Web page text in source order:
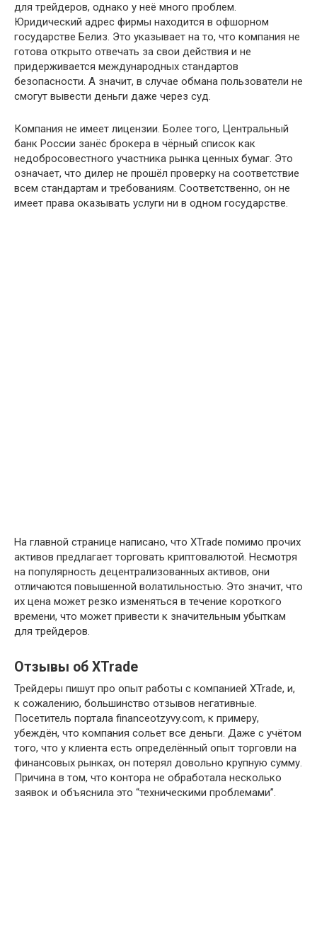
для трейдеров, однако у неё много проблем.
Юридический адрес фирмы находится в офшорном
государстве Белиз. Это указывает на то, что компания не
готова открыто отвечать за свои действия и не
придерживается международных стандартов
безопасности. А значит, в случае обмана пользователи не
смогут вывести деньги даже через суд.
Компания не имеет лицензии. Более того, Центральный
банк России занёс брокера в чёрный список как
недобросовестного участника рынка ценных бумаг. Это
означает, что дилер не прошёл проверку на соответствие
всем стандартам и требованиям. Соответственно, он не
имеет права оказывать услуги ни в одном государстве.
На главной странице написано, что XTrade помимо прочих
активов предлагает торговать криптовалютой. Несмотря
на популярность децентрализованных активов, они
отличаются повышенной волатильностью. Это значит, что
их цена может резко изменяться в течение короткого
времени, что может привести к значительным убыткам
для трейдеров.
Отзывы об XTrade
Трейдеры пишут про опыт работы с компанией XTrade, и,
к сожалению, большинство отзывов негативные.
Посетитель портала financeotzyvy.com, к примеру,
убеждён, что компания сольет все деньги. Даже с учётом
того, что у клиента есть определённый опыт торговли на
финансовых рынках, он потерял довольно крупную сумму.
Причина в том, что контора не обработала несколько
заявок и объяснила это “техническими проблемами”.